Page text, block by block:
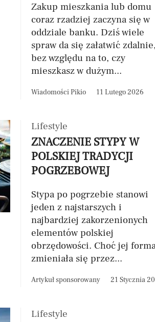
Zakup mieszkania lub domu
coraz rzadziej zaczyna się w
oddziale banku. Dziś wiele
spraw da się załatwić zdalnie,
bez względu na to, czy
mieszkasz w dużym...
Wiadomości Pikio 11 Lutego 2026
Lifestyle
ZNACZENIE STYPY W
POLSKIEJ TRADYCJI
POGRZEBOWEJ
Stypa po pogrzebie stanowi
jeden z najstarszych i
najbardziej zakorzenionych
elementów polskiej
obrzędowości. Choć jej
zmieniała się przez...
Artykuł sponsorowany 21 Stycznia
Lifestyle